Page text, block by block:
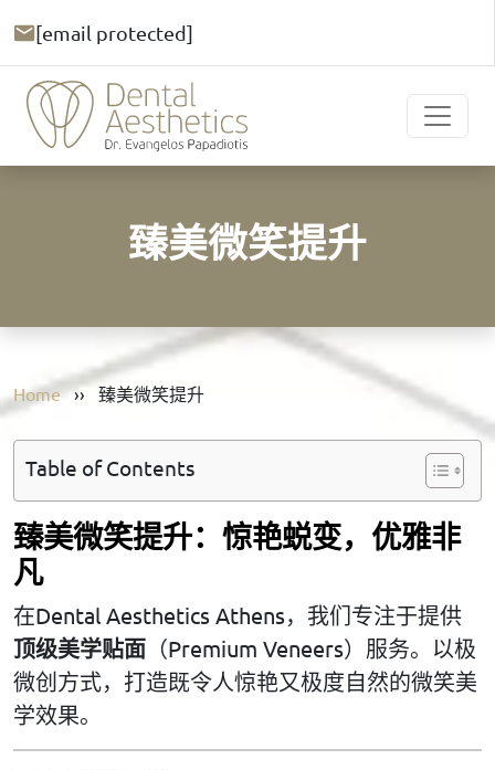
[email protected]
臻美微笑提升
Home›› 臻美微笑提升
Table of Contents
臻美微笑提升：惊艳蜕变，优雅非
凡
在Dental Aesthetics Athens，我们专注于提供
顶级美学贴面 （Premium Veneers）服务。以极
微创方式，打造既令人惊艳又极度自然的微笑美
学效果。